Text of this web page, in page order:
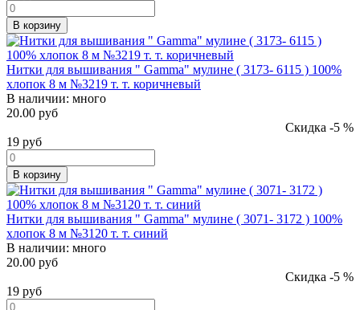
В корзину
Нитки для вышивания " Gamma" мулине ( 3173- 6115 ) 100%
хлопок 8 м №3219 т. т. коричневый
В наличии: много
20.00 руб
Скидка -5 %
19 руб
В корзину
Нитки для вышивания " Gamma" мулине ( 3071- 3172 ) 100%
хлопок 8 м №3120 т. т. синий
В наличии: много
20.00 руб
Скидка -5 %
19 руб